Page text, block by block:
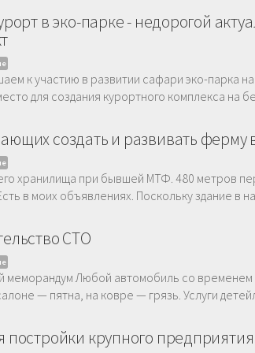
в эко-парке - недорогой
к участию в развитии сафари эко-парка
для создания курортного комплекса на
создать и развивать ферму
хранилища при бывшей МТФ. 480 метров
в моих объявлениях. Поскольку здание в
СТО
меморандум Любой автомобиль со
— пятна, на ковре — грязь. Услуги
постройки крупного предприятия